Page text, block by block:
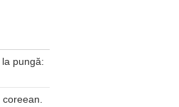
pungă: